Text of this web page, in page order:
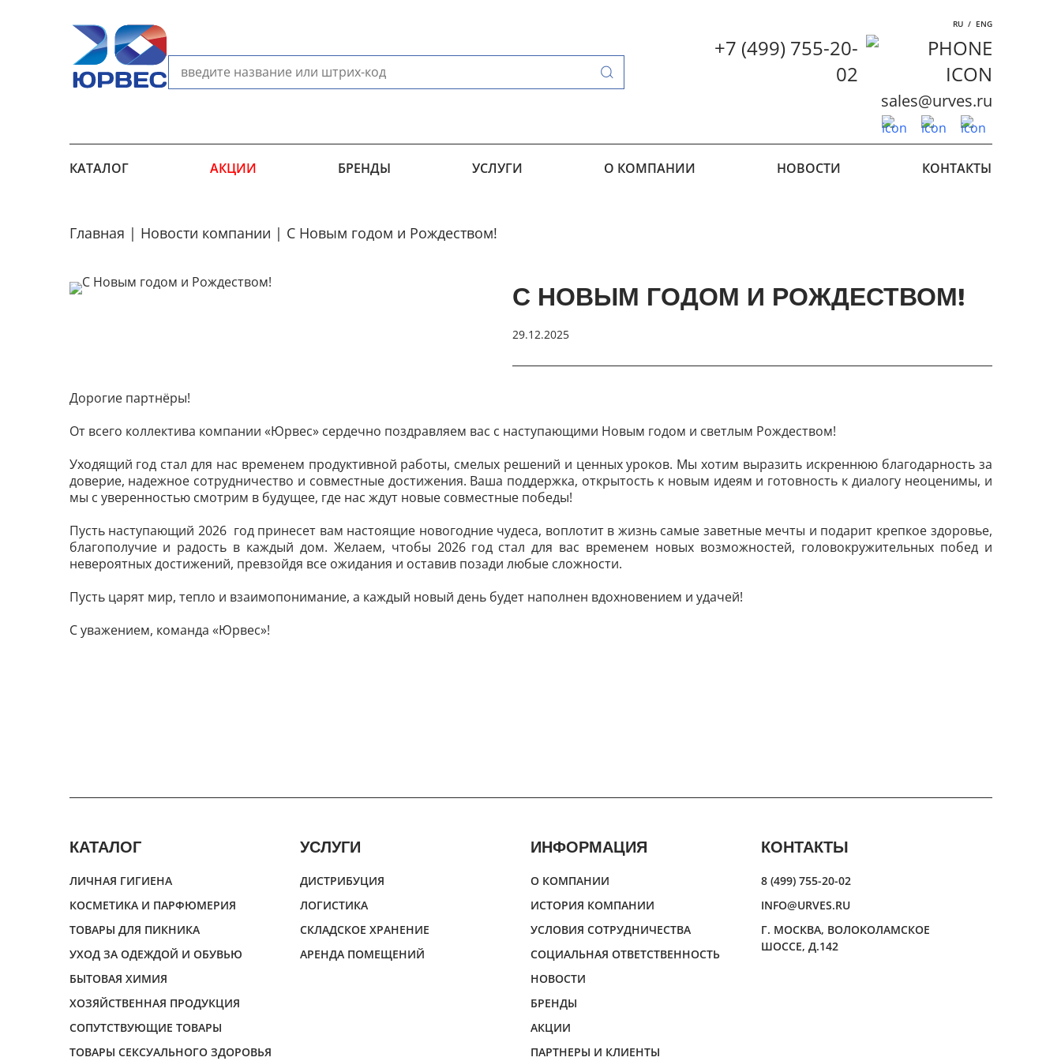
RU / ENG
+7 (499) 755-20-
02
sales@urves.ru
КАТАЛОГ АКЦИИ БРЕНДЫ УСЛУГИ О КОМПАНИИ НОВОСТИ КОНТАКТЫ
Главная Новости компании С Новым годом и Рождеством!
С НОВЫМ ГОДОМ И РОЖДЕСТВОМ!
29.12.2025
Дорогие партнёры!
От всего коллектива компании «Юрвес» сердечно поздравляем вас с наступающими Новым годом и светлым Рождеством!
Уходящий год стал для нас временем продуктивной работы, смелых решений и ценных уроков. Мы хотим выразить искреннюю благодарность за
доверие, надежное сотрудничество и совместные достижения. Ваша поддержка, открытость к новым идеям и готовность к диалогу неоценимы, и
мы с уверенностью смотрим в будущее, где нас ждут новые совместные победы!
Пусть наступающий 2026 год принесет вам настоящие новогодние чудеса, воплотит в жизнь самые заветные мечты и подарит крепкое здоровье,
благополучие и радость в каждый дом. Желаем, чтобы 2026 год стал для вас временем новых возможностей, головокружительных побед и
невероятных достижений, превзойдя все ожидания и оставив позади любые сложности.
Пусть царят мир, тепло и взаимопонимание, а каждый новый день будет наполнен вдохновением и удачей!
С уважением, команда «Юрвес»!
КАТАЛОГ
ЛИЧНАЯ ГИГИЕНА
КОСМЕТИКА И ПАРФЮМЕРИЯ
ТОВАРЫ ДЛЯ ПИКНИКА
УХОД ЗА ОДЕЖДОЙ И ОБУВЬЮ
БЫТОВАЯ ХИМИЯ
ХОЗЯЙСТВЕННАЯ ПРОДУКЦИЯ
СОПУТСТВУЮЩИЕ ТОВАРЫ
ТОВАРЫ СЕКСУАЛЬНОГО ЗДОРОВЬЯ
УСЛУГИ
ДИСТРИБУЦИЯ
ЛОГИСТИКА
СКЛАДСКОЕ ХРАНЕНИЕ
АРЕНДА ПОМЕЩЕНИЙ
ИНФОРМАЦИЯ
О КОМПАНИИ
ИСТОРИЯ КОМПАНИИ
УСЛОВИЯ СОТРУДНИЧЕСТВА
СОЦИАЛЬНАЯ ОТВЕТСТВЕННОСТЬ
НОВОСТИ
БРЕНДЫ
АКЦИИ
ПАРТНЕРЫ И КЛИЕНТЫ
КОНТАКТЫ
8 (499) 755-20-02
INFO@URVES.RU
Г. МОСКВА, ВОЛОКОЛАМСКОЕ
ШОССЕ, Д.142